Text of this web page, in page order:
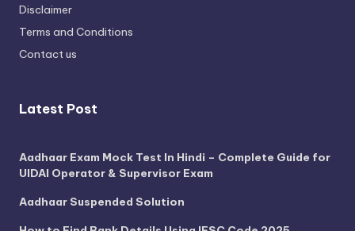
Disclaimer
Terms and Conditions
Contact us
Latest Post
Aadhaar Exam Mock Test In Hindi – Complete Guide for
UIDAI Operator & Supervisor Exam
Aadhaar Suspended Solution